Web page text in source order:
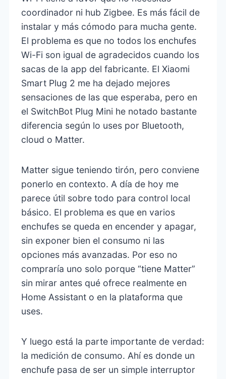
coordinador ni hub Zigbee. Es más fácil de
instalar y más cómodo para mucha gente.
El problema es que no todos los enchufes
Wi-Fi son igual de agradecidos cuando los
sacas de la app del fabricante. El Xiaomi
Smart Plug 2 me ha dejado mejores
sensaciones de las que esperaba, pero en
el SwitchBot Plug Mini he notado bastante
diferencia según lo uses por Bluetooth,
cloud o Matter.
Matter sigue teniendo tirón, pero conviene
ponerlo en contexto. A día de hoy me
parece útil sobre todo para control local
básico. El problema es que en varios
enchufes se queda en encender y apagar,
sin exponer bien el consumo ni las
opciones más avanzadas. Por eso no
compraría uno solo porque “tiene Matter”
sin mirar antes qué ofrece realmente en
Home Assistant o en la plataforma que
uses.
Y luego está la parte importante de verdad:
la medición de consumo. Ahí es donde un
enchufe pasa de ser un simple interruptor